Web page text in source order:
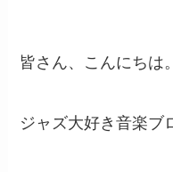
皆さん、こんにちは。
ジャズ大好き音楽ブ